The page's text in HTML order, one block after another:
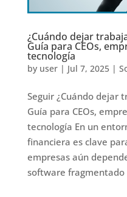
¿Cuándo dejar
Guía para CEOs,
tecnología
by user| Jul 7, 2025|
Seguir ¿Cuándo dejar
Guía para CEOs,
tecnología En un
financiera es clave
empresas aún
software fragmentado